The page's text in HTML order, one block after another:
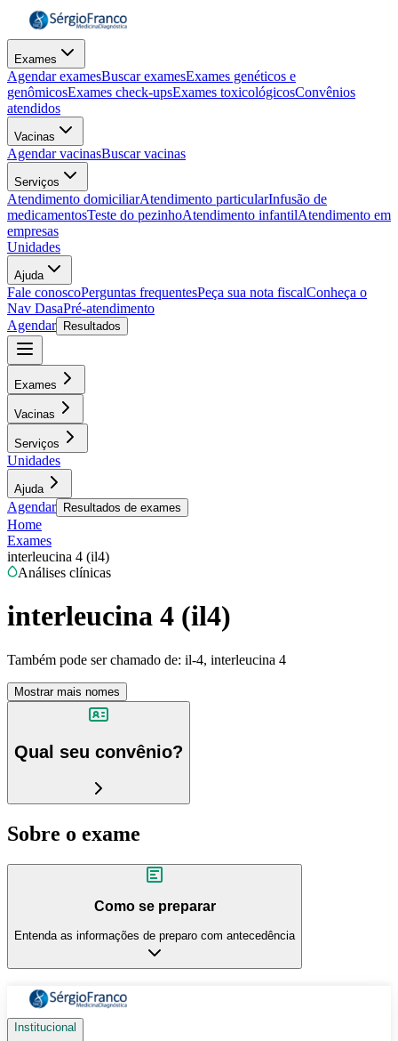
Exames
Agendar examesBuscar examesExames genéticos e
genômicosExames check-upsExames toxicológicosConvênios
atendidos
Vacinas
Agendar vacinasBuscar vacinas
Serviços
Atendimento domiciliarAtendimento particularInfusão de
medicamentosTeste do pezinhoAtendimento infantilAtendimento em
empresas
Unidades
Ajuda
Fale conoscoPerguntas frequentesPeça sua nota fiscalConheça o
Nav DasaPré-atendimento
Agendar
Resultados
Exames
Vacinas
Serviços
Unidades
Ajuda
Agendar Resultados de exames
Home
Exames
interleucina 4 (il4)
Análises clínicas
interleucina 4 (il4)
Também pode ser chamado de: il-4, interleucina 4
Mostrar mais nomes
Qual seu convênio?
Sobre o exame
Como se preparar
Entenda as informações de preparo com antecedência
Institucional